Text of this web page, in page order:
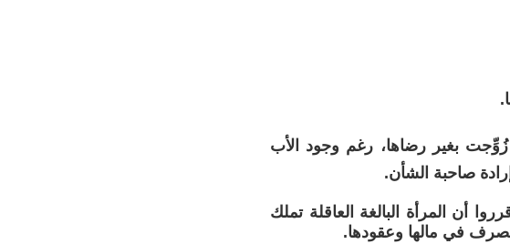
بغير رضاها، رغم وجود الأب
صاحبة الشأن.
أن المرأة البالغة العاقلة تملك
في مالها وعقودها.